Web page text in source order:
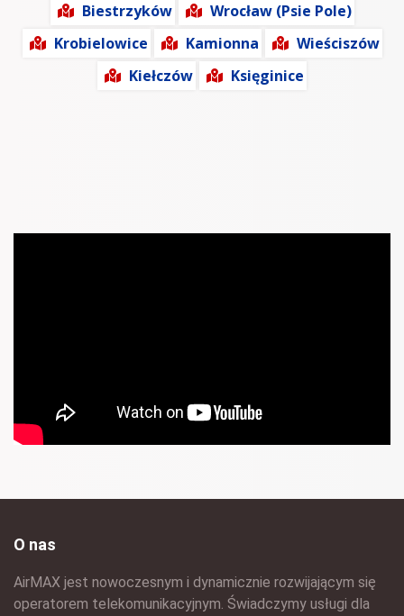
Biestrzyków
Wrocław (Psie Pole)
Krobielowice
Kamionna
Wieściszów
Kiełczów
Księginice
O nas
AirMAX jest nowoczesnym i dynamicznie rozwijającym się
operatorem telekomunikacyjnym. Świadczymy usługi dla